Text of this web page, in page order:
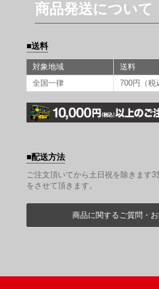
商品発送について
送料
対象地域
送料
全国一律
700円（税
配送方法
ご注文頂いてから土日祝を除きます
をさせて頂きます。
商品に関するご質問・